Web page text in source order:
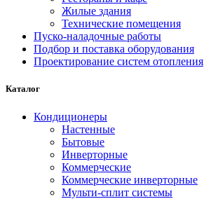
Жилые здания
Технические помещения
Пуско-наладочные работы
Подбор и поставка оборудования
Проектирование систем отопления
Каталог
Кондиционеры
Настенные
Бытовые
Инверторные
Коммерческие
Коммерческие инверторные
Мульти-сплит системы